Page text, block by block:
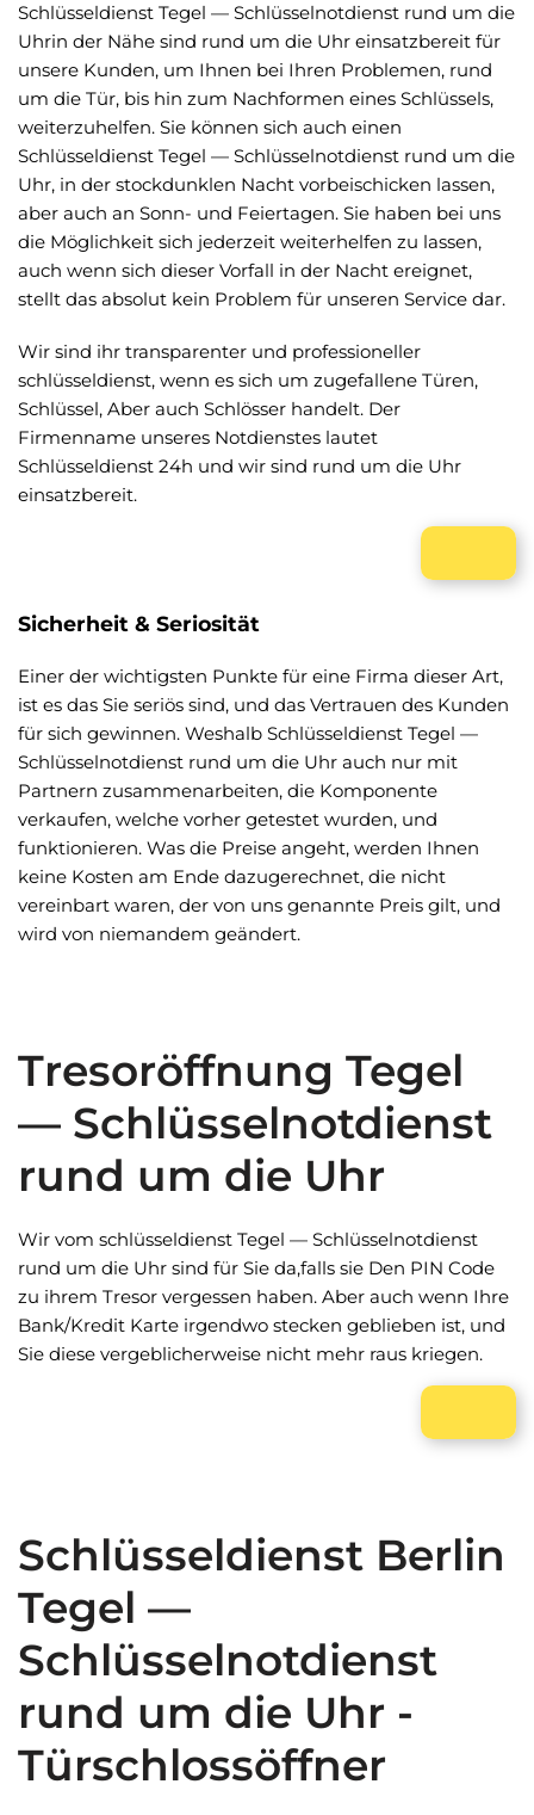
Schlüsseldienst Tegel — Schlüsselnotdienst rund um die
Uhrin der Nähe sind rund um die Uhr einsatzbereit für
unsere Kunden, um Ihnen bei Ihren Problemen, rund
um die Tür, bis hin zum Nachformen eines Schlüssels,
weiterzuhelfen. Sie können sich auch einen
Schlüsseldienst Tegel — Schlüsselnotdienst rund um die
Uhr, in der stockdunklen Nacht vorbeischicken lassen,
aber auch an Sonn- und Feiertagen. Sie haben bei uns
die Möglichkeit sich jederzeit weiterhelfen zu lassen,
auch wenn sich dieser Vorfall in der Nacht ereignet,
stellt das absolut kein Problem für unseren Service dar.
Wir sind ihr transparenter und professioneller
schlüsseldienst, wenn es sich um zugefallene Türen,
Schlüssel, Aber auch Schlösser handelt. Der
Firmenname unseres Notdienstes lautet
Schlüsseldienst 24h und wir sind rund um die Uhr
einsatzbereit.
Sicherheit & Seriosität
Einer der wichtigsten Punkte für eine Firma dieser Art,
ist es das Sie seriös sind, und das Vertrauen des Kunden
für sich gewinnen. Weshalb Schlüsseldienst Tegel —
Schlüsselnotdienst rund um die Uhr auch nur mit
Partnern zusammenarbeiten, die Komponente
verkaufen, welche vorher getestet wurden, und
funktionieren. Was die Preise angeht, werden Ihnen
keine Kosten am Ende dazugerechnet, die nicht
vereinbart waren, der von uns genannte Preis gilt, und
wird von niemandem geändert.
Tresoröffnung Tegel
— Schlüsselnotdienst
rund um die Uhr
Wir vom schlüsseldienst Tegel — Schlüsselnotdienst
rund um die Uhr sind für Sie da,falls sie Den PIN Code
zu ihrem Tresor vergessen haben. Aber auch wenn Ihre
Bank/Kredit Karte irgendwo stecken geblieben ist, und
Sie diese vergeblicherweise nicht mehr raus kriegen.
Schlüsseldienst Berlin
Tegel —
Schlüsselnotdienst
rund um die Uhr -
Türschlossöffner